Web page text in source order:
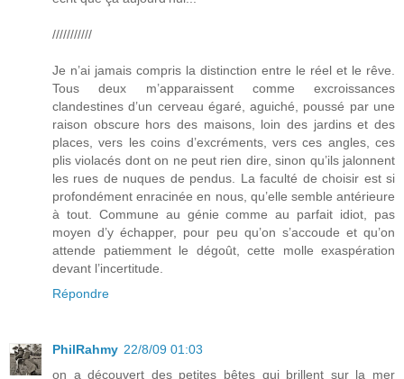
///////////
Je n’ai jamais compris la distinction entre le réel et le rêve.
Tous deux m’apparaissent comme excroissances
clandestines d’un cerveau égaré, aguiché, poussé par une
raison obscure hors des maisons, loin des jardins et des
places, vers les coins d’excréments, vers ces angles, ces
plis violacés dont on ne peut rien dire, sinon qu’ils jalonnent
les rues de nuques de pendus. La faculté de choisir est si
profondément enracinée en nous, qu’elle semble antérieure
à tout. Commune au génie comme au parfait idiot, pas
moyen d’y échapper, pour peu qu’on s’accoude et qu’on
attende patiemment le dégoût, cette molle exaspération
devant l’incertitude.
Répondre
PhilRahmy 22/8/09 01:03
on a découvert des petites bêtes qui brillent sur la mer